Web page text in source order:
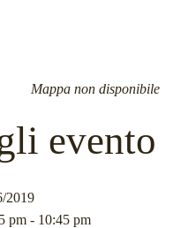
Mappa non disponibile
evento
2019
pm - 10:45 pm